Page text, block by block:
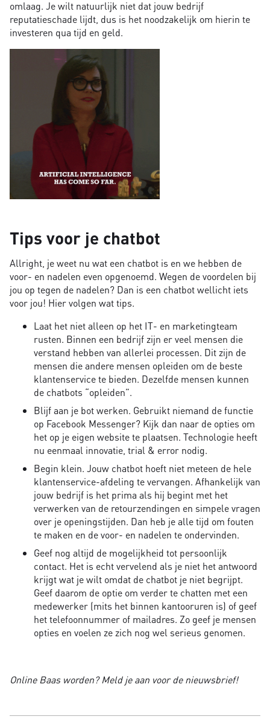
omlaag. Je wilt natuurlijk niet dat jouw bedrijf
reputatieschade lijdt, dus is het noodzakelijk om hierin te
investeren qua tijd en geld.
Tips voor je chatbot
Allright, je weet nu wat een chatbot is en we hebben de
voor- en nadelen even opgenoemd. Wegen de voordelen bij
jou op tegen de nadelen? Dan is een chatbot wellicht iets
voor jou! Hier volgen wat tips.
Laat het niet alleen op het IT- en marketingteam
rusten. Binnen een bedrijf zijn er veel mensen die
verstand hebben van allerlei processen. Dit zijn de
mensen die andere mensen opleiden om de beste
klantenservice te bieden. Dezelfde mensen kunnen
de chatbots “opleiden”.
Blijf aan je bot werken. Gebruikt niemand de functie
op Facebook Messenger? Kijk dan naar de opties om
het op je eigen website te plaatsen. Technologie heeft
nu eenmaal innovatie, trial & error nodig.
Begin klein. Jouw chatbot hoeft niet meteen de hele
klantenservice-afdeling te vervangen. Afhankelijk van
jouw bedrijf is het prima als hij begint met het
verwerken van de retourzendingen en simpele vragen
over je openingstijden. Dan heb je alle tijd om fouten
te maken en de voor- en nadelen te ondervinden.
Geef nog altijd de mogelijkheid tot persoonlijk
contact. Het is echt vervelend als je niet het antwoord
krijgt wat je wilt omdat de chatbot je niet begrijpt.
Geef daarom de optie om verder te chatten met een
medewerker (mits het binnen kantooruren is) of geef
het telefoonnummer of mailadres. Zo geef je mensen
opties en voelen ze zich nog wel serieus genomen.
Online Baas worden? Meld je aan voor de nieuwsbrief!